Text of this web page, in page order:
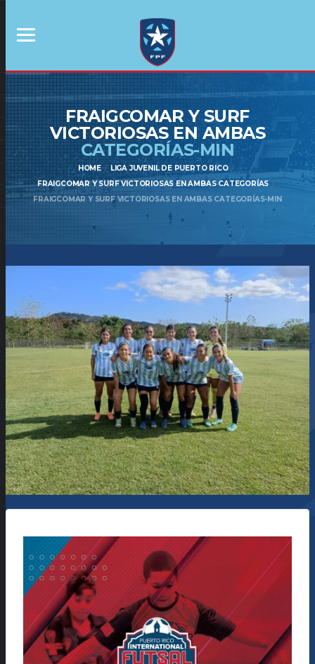
FRAIGCOMAR Y SURF
VICTORIOSAS EN AMBAS
CATEGORÍAS-MIN
HOME
LIGA JUVENIL DE PUERTO RICO
FRAIGCOMAR Y SURF VICTORIOSAS EN AMBAS CATEGORÍAS
FRAIGCOMAR Y SURF VICTORIOSAS EN AMBAS CATEGORÍAS-MIN